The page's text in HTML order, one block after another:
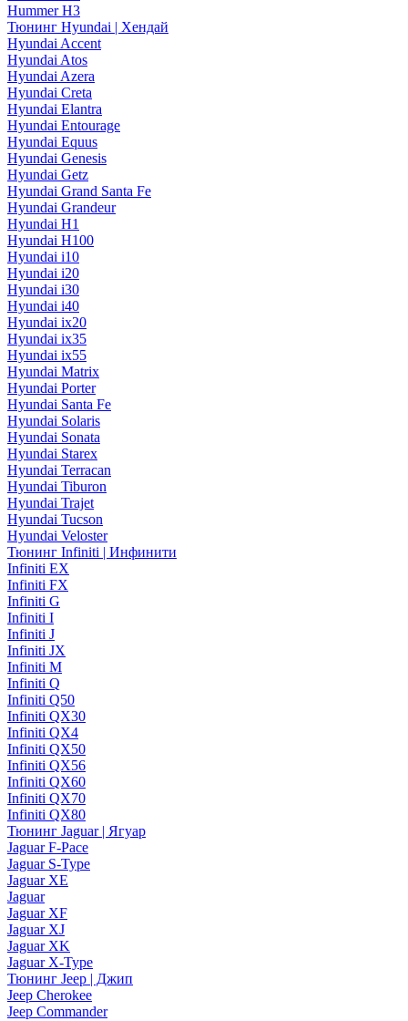
Hummer H3
Тюнинг Hyundai | Хендай
Hyundai Accent
Hyundai Atos
Hyundai Azera
Hyundai Creta
Hyundai Elantra
Hyundai Entourage
Hyundai Equus
Hyundai Genesis
Hyundai Getz
Hyundai Grand Santa Fe
Hyundai Grandeur
Hyundai H1
Hyundai H100
Hyundai i10
Hyundai i20
Hyundai i30
Hyundai i40
Hyundai ix20
Hyundai ix35
Hyundai ix55
Hyundai Matrix
Hyundai Porter
Hyundai Santa Fe
Hyundai Solaris
Hyundai Sonata
Hyundai Starex
Hyundai Terracan
Hyundai Tiburon
Hyundai Trajet
Hyundai Tucson
Hyundai Veloster
Тюнинг Infiniti | Инфинити
Infiniti EX
Infiniti FX
Infiniti G
Infiniti I
Infiniti J
Infiniti JX
Infiniti M
Infiniti Q
Infiniti Q50
Infiniti QX30
Infiniti QX4
Infiniti QX50
Infiniti QX56
Infiniti QX60
Infiniti QX70
Infiniti QX80
Тюнинг Jaguar | Ягуар
Jaguar F-Pace
Jaguar S-Type
Jaguar XE
Jaguar
Jaguar XF
Jaguar XJ
Jaguar XK
Jaguar X-Type
Тюнинг Jeep | Джип
Jeep Cherokee
Jeep Commander